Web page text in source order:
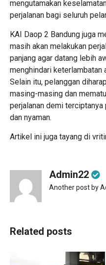
mengutamakan
perjalanan bagi seluruh
KAI Daop 2 Bandung juga
masih akan melakukan
panjang agar datang lebih
menghindari keterlambatan
Selain itu, pelanggan
masing-masing dan
perjalanan demi terciptanya
dan nyaman.
Artikel ini juga tayang di
Admin22
Another post by
Related posts